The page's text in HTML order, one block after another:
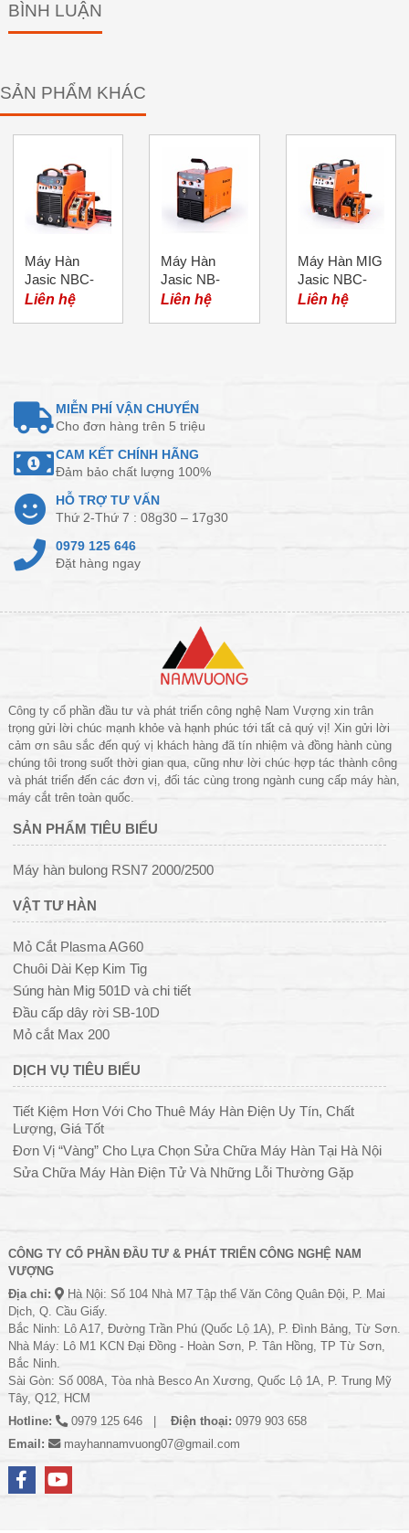
BÌNH LUẬN
SẢN PHẨM KHÁC
Máy Hàn
Jasic NBC-
350 (N216)
Liên hệ
Máy Hàn
Jasic NB-
250E
Liên hệ
Máy Hàn MIG
Jasic NBC-
500 (N388)
Liên hệ
MIỄN PHÍ VẬN CHUYỂN
Cho đơn hàng trên 5 triệu
CAM KẾT CHÍNH HÃNG
Đảm bảo chất lượng 100%
HỖ TRỢ TƯ VẤN
Thứ 2-Thứ 7 : 08g30 – 17g30
0979 125 646
Đặt hàng ngay
Công ty cổ phần đầu tư và phát triển công nghệ Nam Vượng xin trân
trọng gửi lời chúc mạnh khỏe và hạnh phúc tới tất cả quý vị! Xin gửi lời
cảm ơn sâu sắc đến quý vị khách hàng đã tín nhiệm và đồng hành cùng
chúng tôi trong suốt thời gian qua, cũng như lời chúc hợp tác thành công
và phát triển đến các đơn vị, đối tác cùng trong ngành cung cấp máy hàn,
máy cắt trên toàn quốc.
SẢN PHẨM TIÊU BIỂU
Máy hàn bulong RSN7 2000/2500
VẬT TƯ HÀN
Mỏ Cắt Plasma AG60
Chuôi Dài Kẹp Kim Tig
Súng hàn Mig 501D và chi tiết
Đầu cấp dây rời SB-10D
Mỏ cắt Max 200
DỊCH VỤ TIÊU BIỂU
Tiết Kiệm Hơn Với Cho Thuê Máy Hàn Điện Uy Tín, Chất
Lượng, Giá Tốt
Đơn Vị “Vàng” Cho Lựa Chọn Sửa Chữa Máy Hàn Tại Hà Nội
Sửa Chữa Máy Hàn Điện Tử Và Những Lỗi Thường Gặp
CÔNG TY CỔ PHẦN ĐẦU TƯ & PHÁT TRIỂN CÔNG NGHỆ NAM
VƯỢNG
Địa chỉ:
Hà Nội: Số 104 Nhà M7 Tập thể Văn Công Quân Đội, P. Mai
Dịch, Q. Cầu Giấy.
Bắc Ninh: Lô A17, Đường Trần Phú (Quốc Lộ 1A), P. Đình Bảng, Từ Sơn.
Nhà Máy: Lô M1 KCN Đại Đồng - Hoàn Sơn, P. Tân Hồng, TP Từ Sơn,
Bắc Ninh.
Sài Gòn: Số 008A, Tòa nhà Besco An Xương, Quốc Lộ 1A, P. Trung Mỹ
Tây, Q12, HCM
Hotline:
0979 125 646 Điện thoại: 0979 903 658
Email:
mayhannamvuong07@gmail.com